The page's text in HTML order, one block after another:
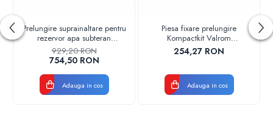
Prelungire suprainaltare pentru
rezervor apa subteran
l=600mm Stockkit Valrom
49020530001
929,20 RON
754,50 RON
Adauga in cos
Piesa fixare prelungire
Kompactkit Valrom
47901000125
254,27 RON
Adauga in cos